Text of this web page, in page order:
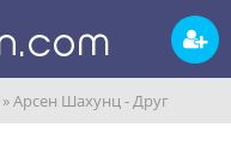
» Арсен Шахунц - Друг